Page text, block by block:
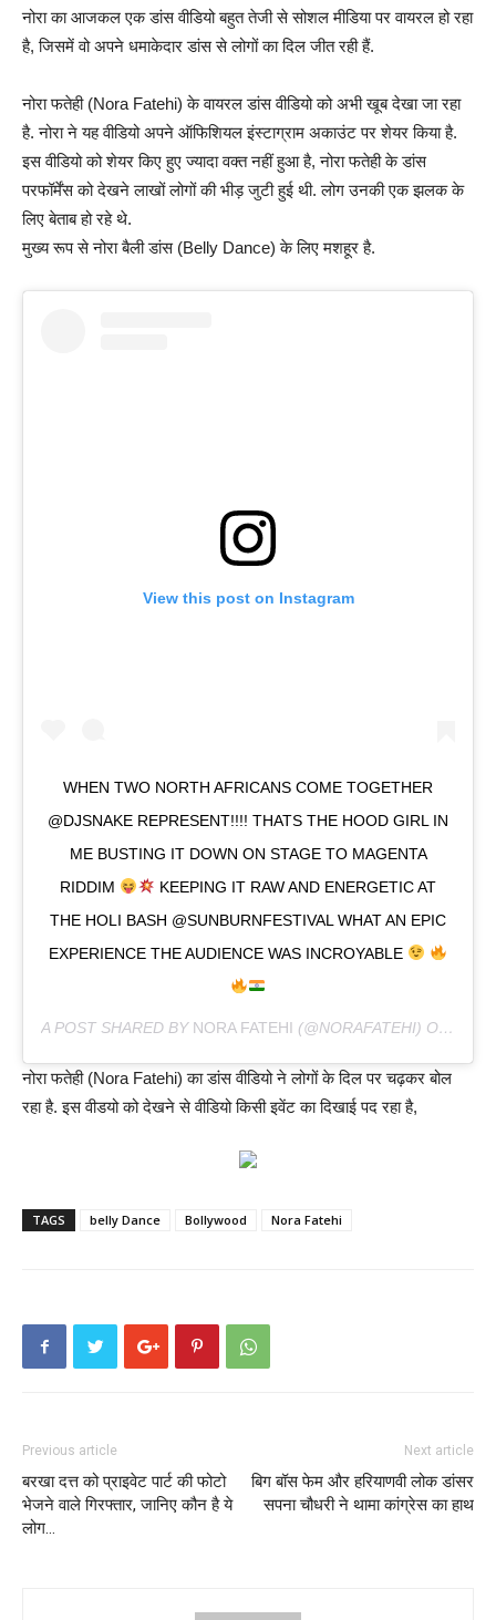
नोरा का आजकल एक डांस वीडियो बहुत तेजी से सोशल मीडिया पर वायरल हो रहा
है, जिसमें वो अपने धमाकेदार डांस से लोगों का दिल जीत रही हैं.
नोरा फतेही (Nora Fatehi) के वायरल डांस वीडियो को अभी खूब देखा जा रहा
है. नोरा ने यह वीडियो अपने ऑफिशियल इंस्टाग्राम अकाउंट पर शेयर किया है.
इस वीडियो को शेयर किए हुए ज्यादा वक्त नहीं हुआ है, नोरा फतेही के डांस
परफॉर्मेंस को देखने लाखों लोगों की भीड़ जुटी हुई थी. लोग उनकी एक झलक के
लिए बेताब हो रहे थे.
मुख्य रूप से नोरा बैली डांस (Belly Dance) के लिए मशहूर है.
View this post on Instagram
WHEN TWO NORTH AFRICANS COME TOGETHER
@DJSNAKE REPRESENT!!!! THATS THE HOOD GIRL IN
ME BUSTING IT DOWN ON STAGE TO MAGENTA
RIDDIM
KEEPING IT RAW AND ENERGETIC AT
THE HOLI BASH @SUNBURNFESTIVAL WHAT AN EPIC
EXPERIENCE THE AUDIENCE WAS INCROYABLE
A POST SHARED BY NORA FATEHI (@NORAFATEHI) ON
नोरा फतेही (Nora Fatehi) का डांस वीडियो ने लोगों के दिल पर चढ़कर बोल
रहा है. इस वीडयो को देखने से वीडियो किसी इवेंट का दिखाई पद रहा है,
TAGS belly Dance Bollywood Nora Fatehi
Previous article
बरखा दत्त को प्राइवेट पार्ट की फोटो
भेजने वाले गिरफ्तार, जानिए कौन है ये
लोग…
Next article
बिग बॉस फेम और हरियाणवी लोक डांसर
सपना चौधरी ने थामा कांग्रेस का हाथ